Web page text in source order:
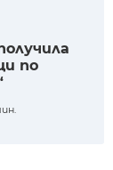
по